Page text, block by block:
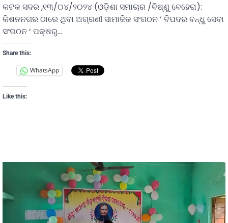
କଟକ ସଦର ,୧୩/୦୪/୨୦୨୪ (ଓଡ଼ିଶା ସମାଚାର /ବିଷ୍ଣୁ ବେହେରା):
କିଶନନଗର ଠାରେ ଥିବା ଅଗ୍ରଣୀ ସାମାଜିକ ସଂଗଠନ ‘ ବିପଦର ବନ୍ଧୁ ସେବା
ସଂଗଠନ ‘ ପକ୍ଷରୁ…
Share this:
WhatsApp
Like this: